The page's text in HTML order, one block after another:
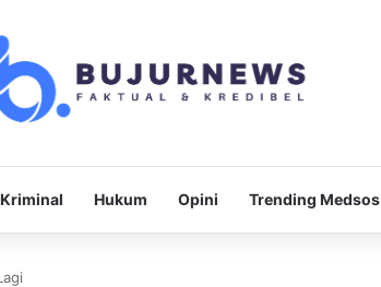
Kriminal Hukum Opini Trending Medsos